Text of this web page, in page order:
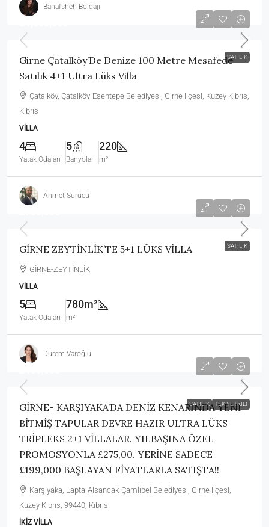
Banafsheh Boldaji
SATILIK
Girne Çatalköy’De Denize 100 Metre Mesafede
Satılık 4+1 Ultra Lüks Villa
Çatalköy, Çatalköy-Esentepe Belediyesi, Girne ilçesi, Kuzey Kıbrıs,
Kıbrıs
VILLA
4
Yatak Odaları
5
Banyolar
220
m²
Ahmet Sürücü
SATILIK
GİRNE ZEYTİNLİK’TE 5+1 LÜKS VİLLA
GİRNE-ZEYTİNLİK
VILLA
5
Yatak Odaları
780m²
m²
Dürem Varoğlu
SATILIK TEK YETKILI
GİRNE- KARŞIYAKA’DA DENİZ KENARINDA YENİ
BİTMİŞ TAPULAR DEVRE HAZIR ULTRA LÜKS
TRİPLEKS 2+1 VİLLALAR. YILBAŞINA ÖZEL
PROMOSYONLA £275,00. YERİNE SADECE
£199,000 BAŞLAYAN FİYATLARLA SATIŞTA!!
Karşıyaka, Lapta-Alsancak-Çamlıbel Belediyesi, Girne ilçesi,
Kuzey Kıbrıs, 99440, Kıbrıs
İKIZ VILLA